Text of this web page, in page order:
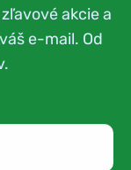
akcie a
e-mail. Od